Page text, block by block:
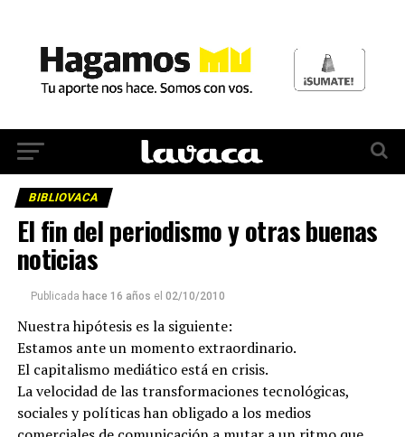
BIBLIOVACA
El fin del periodismo y otras buenas
noticias
Publicada hace 16 años el 02/10/2010
Nuestra hipótesis es la siguiente:
Estamos ante un momento extraordinario.
El capitalismo mediático está en crisis.
La velocidad de las transformaciones tecnológicas,
sociales y políticas han obligado a los medios